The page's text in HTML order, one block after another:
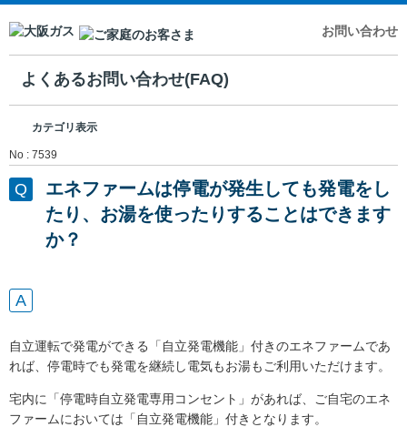
お問い合わせ
よくあるお問い合わせ(FAQ)
カテゴリ表示
No : 7539
エネファームは停電が発生しても発電をし
たり、お湯を使ったりすることはできます
か？
自立運転で発電ができる「自立発電機能」付きのエネファームであ
れば、停電時でも発電を継続し電気もお湯もご利用いただけます。
宅内に「停電時自立発電専用コンセント」があれば、ご自宅のエネ
ファームにおいては「自立発電機能」付きとなります。